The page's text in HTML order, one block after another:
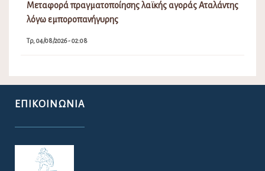
Μεταφορά πραγματοποίησης λαϊκής αγοράς Αταλάντης
λόγω εμποροπανήγυρης
Τρ, 04/08/2026 - 02:08
ΕΠΙΚΟΙΝΩΝΊΑ